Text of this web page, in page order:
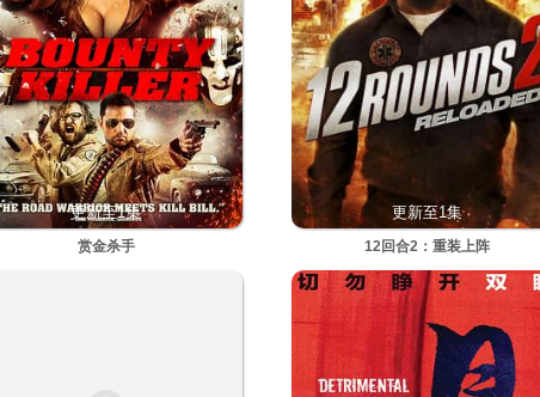
更新至1集
赏金杀手
更新至1集
12回合2：重装上阵